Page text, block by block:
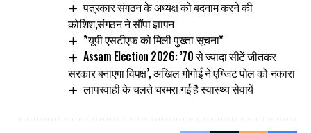
पत्रकार संगठन के अध्यक्ष को बदनाम करने की
कोशिश,संगठन ने सौंपा ज्ञापन
*यूपी एसटीएफ को मिली पुख्ता सूचना*
Assam Election 2026: ’70 से ज्यादा सीटें जीतकर
सरकार बनाएगा विपक्ष’, अखिल गोगोई ने एग्जिट पोल को नकारा
लापरवाही के चलते चरमरा गई है स्वास्थ्य सेवायें